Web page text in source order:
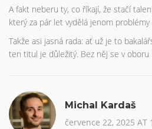
A fakt neberu ty, co říkají, že stačí
který za pár let vydělá jenom
Takže asi jasná rada: ať už je to
ten titul je důležitý. Bez něj se v oboru
Michal Kardaš
července 22, 2025 AT